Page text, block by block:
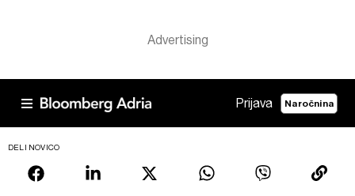
Prijava Naročnina
DELI NOVICO